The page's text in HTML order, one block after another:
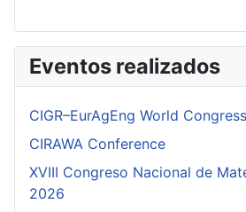
Eventos realizados
CIGR–EurAgEng World
CIRAWA Conference
XVIII Congreso Nacional de
2026